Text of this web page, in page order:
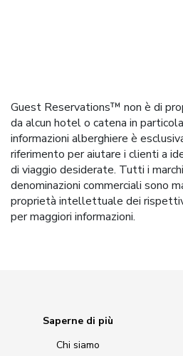
Guest Reservations™ non è di
da alcun hotel o catena in
informazioni alberghiere è
riferimento per aiutare i clienti a
di viaggio desiderate. Tutti i
denominazioni commerciali sono
proprietà intellettuale dei
per maggiori informazioni.
Saperne di più
Chi siamo